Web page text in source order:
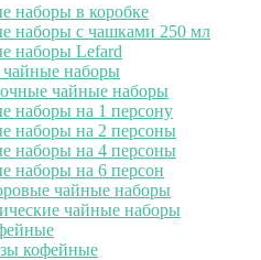
наборы в коробке
наборы с чашками 250 мл
наборы Lefard
наборы
чайные наборы
наборы на 1 персону
наборы на 2 персоны
наборы на 4 персоны
наборы на 6 персон
чайные наборы
чайные наборы
кофейные